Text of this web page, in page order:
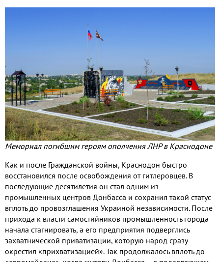
Мемориал погибшим героям ополчения ЛНР в Краснодоне
Как и после Гражданской войны, Краснодон быстро
восстановился после освобождения от гитлеровцев. В
последующие десятилетия он стал одним из
промышленных центров Донбасса и сохранил такой статус
вплоть до провозглашения Украиной независимости. После
прихода к власти самостийников промышленность города
начала стагнировать, а его предприятия подверглись
захватнической приватизации, которую народ сразу
окрестил «прихватизацией». Так продолжалось вплоть до